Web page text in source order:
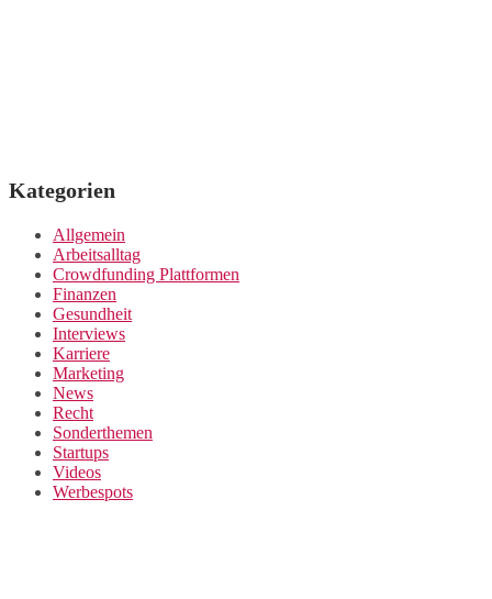
Kategorien
Allgemein
Arbeitsalltag
Crowdfunding Plattformen
Finanzen
Gesundheit
Interviews
Karriere
Marketing
News
Recht
Sonderthemen
Startups
Videos
Werbespots